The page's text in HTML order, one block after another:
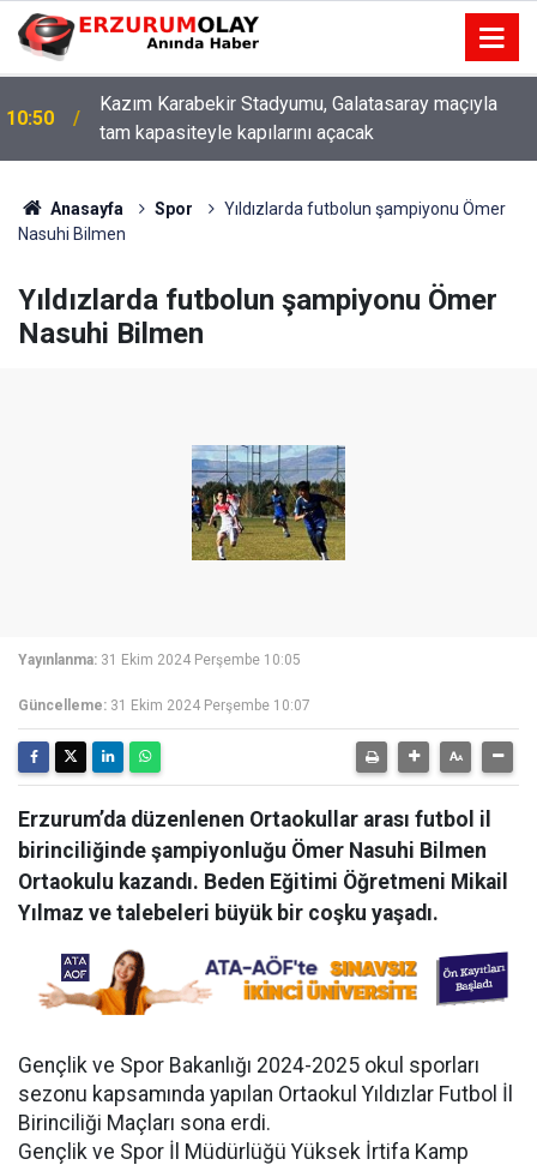
10:50
Kazım Karabekir Stadyumu, Galatasaray maçıyla
tam kapasiteyle kapılarını açacak
Anasayfa Spor
Yıldızlarda futbolun şampiyonu Ömer
Nasuhi Bilmen
Yıldızlarda futbolun şampiyonu Ömer
Nasuhi Bilmen
Yayınlanma: 31 Ekim 2024 Perşembe 10:05
Güncelleme: 31 Ekim 2024 Perşembe 10:07
Erzurum’da düzenlenen Ortaokullar arası futbol il
birinciliğinde şampiyonluğu Ömer Nasuhi Bilmen
Ortaokulu kazandı. Beden Eğitimi Öğretmeni Mikail
Yılmaz ve talebeleri büyük bir coşku yaşadı.
Gençlik ve Spor Bakanlığı 2024-2025 okul sporları
sezonu kapsamında yapılan Ortaokul Yıldızlar Futbol İl
Birinciliği Maçları sona erdi.
Gençlik ve Spor İl Müdürlüğü Yüksek İrtifa Kamp